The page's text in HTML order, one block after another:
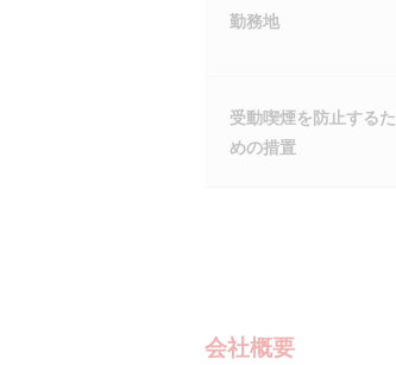
勤務地
受動喫煙を防止するた
めの措置
会社概要